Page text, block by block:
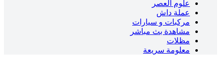
علوم العصر
عملة داش
مركبات و سيارات
مشاهدة بث مباشر
مظلات
معلومة سريعة